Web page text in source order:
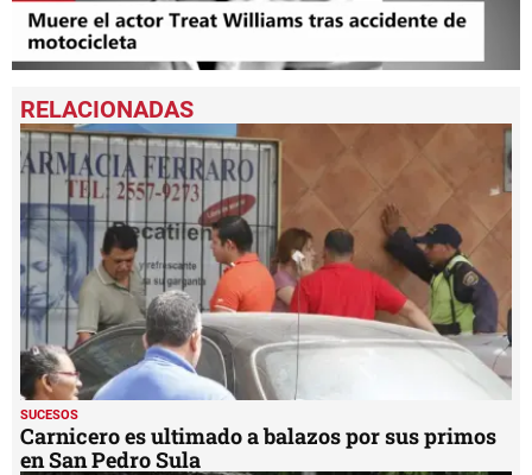
seconds
of
1
minute,
35
seconds
SUCESOS
Carnicero es ultimado a balazos por sus primos
en San Pedro Sula